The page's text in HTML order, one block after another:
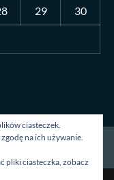
29 30
Kontakt
ciasteczek.
na ich używanie.
pliki ciasteczka, zobacz